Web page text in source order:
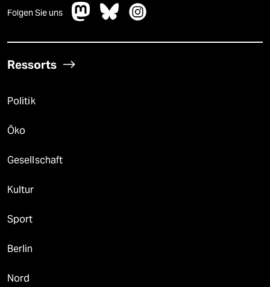
Folgen Sie uns
Ressorts
Politik
Öko
Gesellschaft
Kultur
Sport
Berlin
Nord